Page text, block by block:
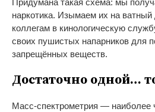
Придумана такая схема: мы
наркотика. Изымаем их на ватный
коллегам в кинологическую
своих пушистых напарников для
запрещённых веществ.
Достаточно одной…
Масс-спектрометрия —наиболее